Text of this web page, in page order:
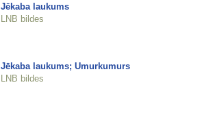
Jēkaba laukums
LNB bildes
Jēkaba laukums; Umurkumurs
LNB bildes